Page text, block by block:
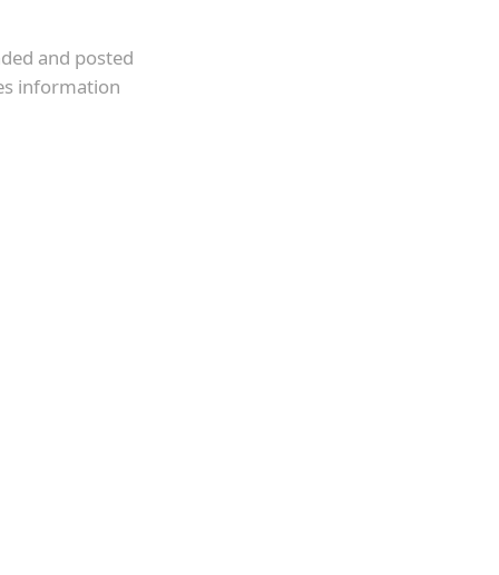
and posted
information